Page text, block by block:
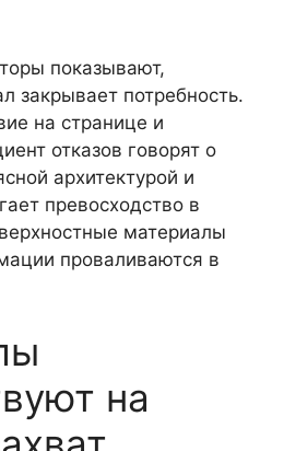
показывают,
закрывает потребность.
на странице и
отказов говорят о
архитектурой и
превосходство в
материалы
проваливаются в
на